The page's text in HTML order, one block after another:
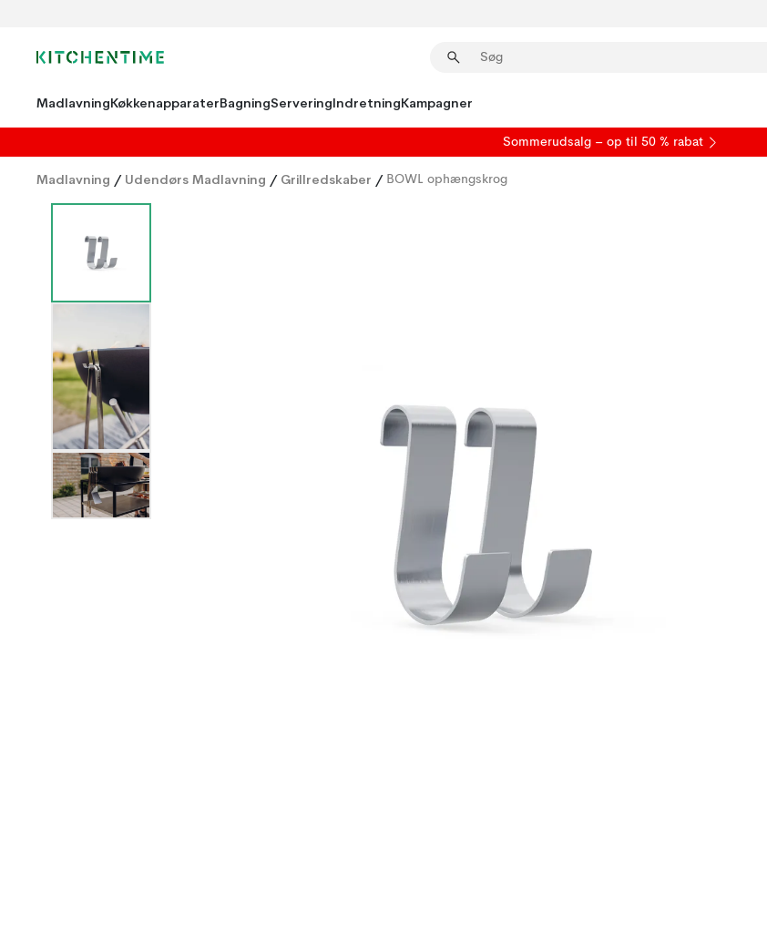
MadlavningKøkkenapparaterBagningServeringIndretningKampagner
Sommerudsalg – op til 50 % rabat
Madlavning / Udendørs Madlavning / Grillredskaber / BOWL ophængskrog